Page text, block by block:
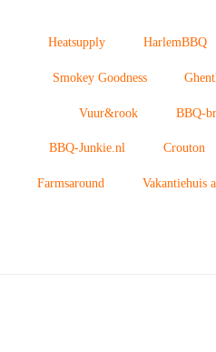
Heatsupply HarlemBBQ
Smokey Goodness
Vuur&rook BBQ-
BBQ-Junkie.nl Crouton
Farmsaround Vakantiehuis